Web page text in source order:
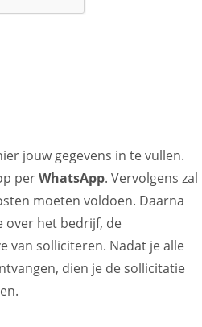
jouw gegevens in te vullen.
perWhatsApp. Vervolgens zal
moeten voldoen. Daarna
het bedrijf, de
van solliciteren. Nadat je alle
dien je de sollicitatie